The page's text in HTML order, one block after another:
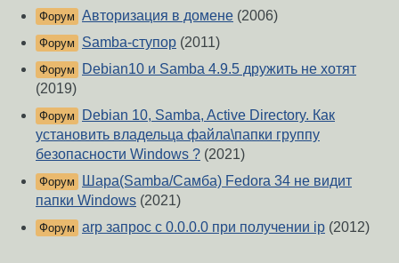
Форум Авторизация в домене (2006)
Форум Samba-ступор (2011)
Форум
Debian10 и Samba 4.9.5 дружить не хотят
(2019)
Форум
Debian 10, Samba, Active Directory. Как
установить владельца файла\папки группу
безопасности Windows ? (2021)
Форум
Шара(Samba/Самба) Fedora 34 не видит
папки Windows (2021)
Форум arp запрос с 0.0.0.0 при получении ip (2012)